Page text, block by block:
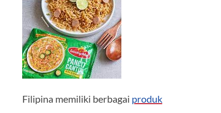
Filipina memiliki berbagai produk